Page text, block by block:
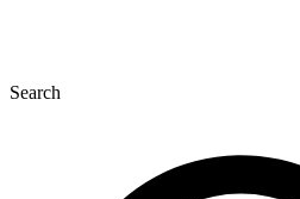
Search